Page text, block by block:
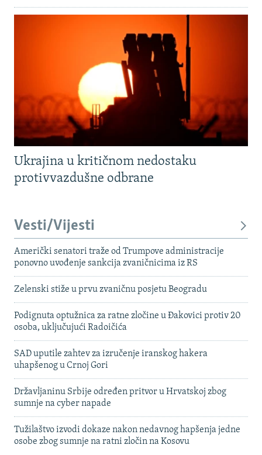
Ukrajina u kritičnom nedostaku
protivvazdušne odbrane
Vesti/Vijesti
Američki senatori traže od Trumpove administracije
ponovno uvođenje sankcija zvaničnicima iz RS
Zelenski stiže u prvu zvaničnu posjetu Beogradu
Podignuta optužnica za ratne zločine u Đakovici protiv 20
osoba, uključujući Radoičića
SAD uputile zahtev za izručenje iranskog hakera
uhapšenog u Crnoj Gori
Državljaninu Srbije određen pritvor u Hrvatskoj zbog
sumnje na cyber napade
Tužilaštvo izvodi dokaze nakon nedavnog hapšenja jedne
osobe zbog sumnje na ratni zločin na Kosovu